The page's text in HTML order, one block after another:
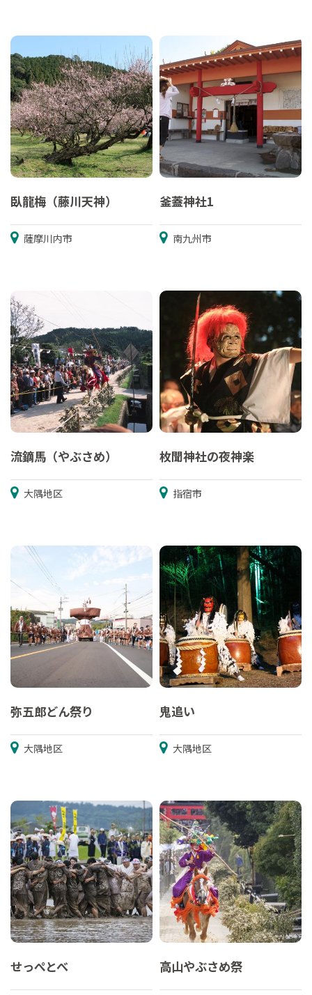
臥龍梅（藤川天神）
薩摩川内市
釜蓋神社1
南九州市
流鏑馬（やぶさめ）
大隅地区
枚聞神社の夜神楽
指宿市
弥五郎どん祭り
大隅地区
鬼追い
大隅地区
せっぺとべ 高山やぶさめ祭